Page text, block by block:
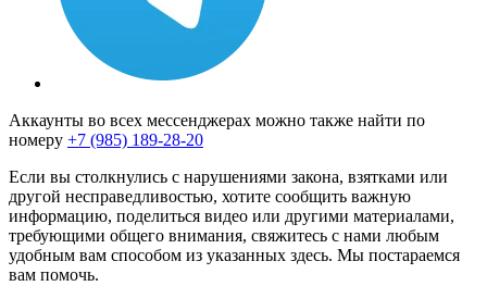
Аккаунты во всех мессенджерах можно также найти по
номеру +7 (985) 189-28-20
Если вы столкнулись с нарушениями закона, взятками или
другой несправедливостью, хотите сообщить важную
информацию, поделиться видео или другими материалами,
требующими общего внимания, свяжитесь с нами любым
удобным вам способом из указанных здесь. Мы постараемся
вам помочь.